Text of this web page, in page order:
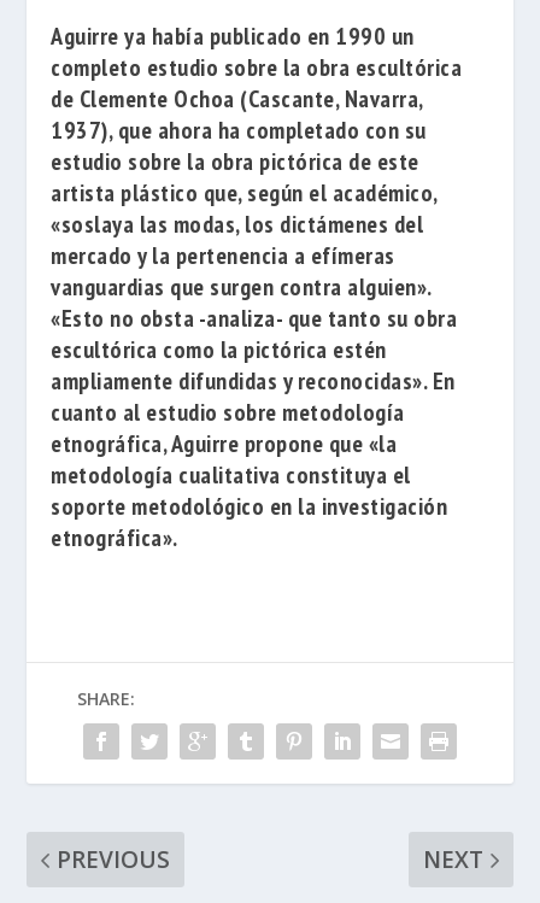
Aguirre ya había publicado en 1990 un
completo estudio sobre la obra escultórica
de Clemente Ochoa (Cascante, Navarra,
1937), que ahora ha completado con su
estudio sobre la obra pictórica de este
artista plástico que, según el académico,
«soslaya las modas, los dictámenes del
mercado y la pertenencia a efímeras
vanguardias que surgen contra alguien».
«Esto no obsta -analiza- que tanto su obra
escultórica como la pictórica estén
ampliamente difundidas y reconocidas». En
cuanto al estudio sobre metodología
etnográfica, Aguirre propone que «la
metodología cualitativa constituya el
soporte metodológico en la investigación
etnográfica».
SHARE:
PREVIOUS
NEXT